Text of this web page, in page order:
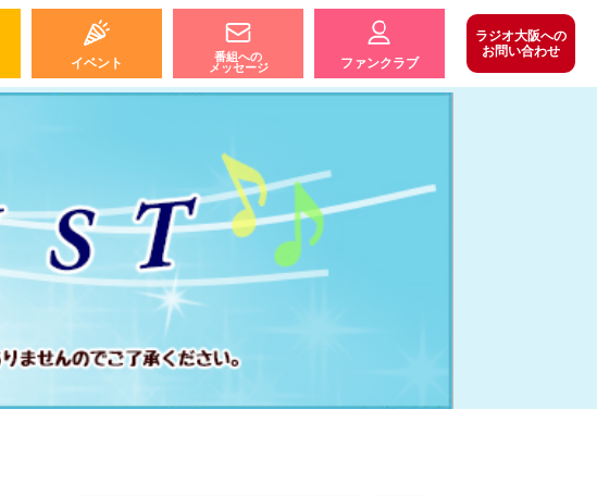
イベント
番組への
メッセージ
ファンクラブ
ラジオ大阪への
お問い合わせ